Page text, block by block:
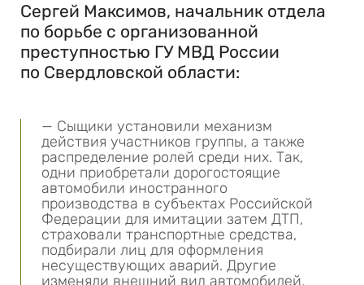
Сергей Максимов, начальник отдела
по борьбе с организованной
преступностью ГУ МВД России
по Свердловской области:
— Сыщики установили механизм
действия участников группы, а также
распределение ролей среди них. Так,
одни приобретали дорогостоящие
автомобили иностранного
производства в субъектах Российской
Федерации для имитации затем ДТП,
страховали транспортные средства,
подбирали лиц для оформления
несуществующих аварий. Другие
изменяли внешний вид автомобилей,